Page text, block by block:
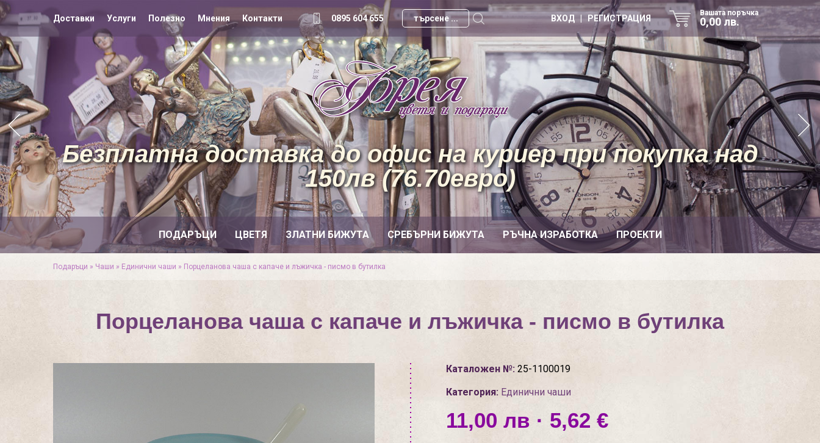
Доставки Услуги Полезно Мнения Контакти 0895 604 655
Вашата поръчка
0,00 лв.
ВХОД | РЕГИСТРАЦИЯ
ПОДАРЪЦИ ЦВЕТЯ ЗЛАТНИ БИЖУТА СРЕБЪРНИ БИЖУТА РЪЧНА ИЗРАБОТКА ПРОЕКТИ
Безплатна доставка до офис на куриер при покупка над
150лв (76.70евро)
Подаръци » Чаши » Единични чаши » Порцеланова чаша с капаче и лъжичка - писмо в бутилка
Порцеланова чаша с капаче и лъжичка - писмо в бутилка
Каталожен №:25-1100019
Категория: Единични чаши
11,00 лв · 5,62 €